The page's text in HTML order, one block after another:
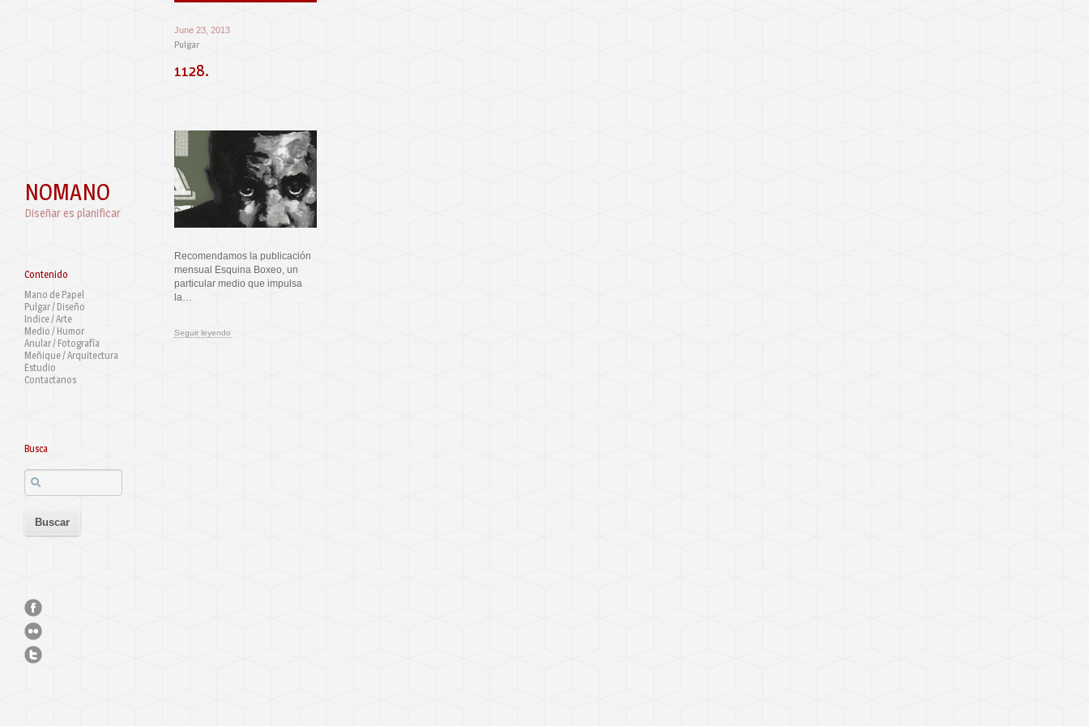
NOMANO
Diseñar es planificar
Contenido
Mano de Papel
Pulgar / Diseño
Indice / Arte
Medio / Humor
Anular / Fotografía
Meñique / Arquitectura
Estudio
Contactanos
Busca
June 23, 2013
Pulgar
1128.
Recomendamos la publicación
mensual Esquina Boxeo, un
particular medio que impulsa
la…
Seguir leyendo